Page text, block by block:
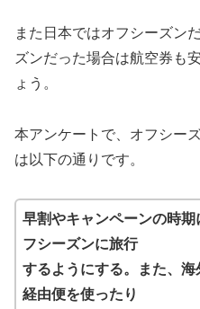
また日本ではオフシーズン
ズンだった場合は航空券も
ょう。
本アンケートで、オフシー
は以下の通りです。
早割やキャンペーンの時期
フシーズンに旅行
するようにする。また、海
経由便を使ったり